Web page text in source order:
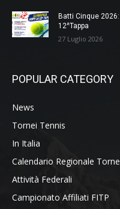
Batti Cinque
12^Tappa
27 Luglio 2026
POPULAR CATEGORY
News
Tornei Tennis
In Italia
Calendario Regionale
Attività Federali
Campionato Affiliati FITP